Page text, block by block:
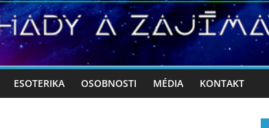
ESOTERIKA OSOBNOSTI MÉDIA KONTAKT